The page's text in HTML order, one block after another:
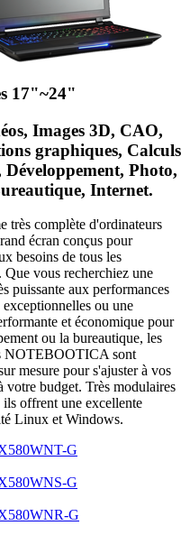
17"~24"
Images 3D, CAO,
graphiques, Calculs
Développement, Photo,
Internet.
très complète d'ordinateurs
écran conçus pour
besoins de tous les
Que vous recherchiez une
puissante aux performances
exceptionnelles ou une
et économique pour
ou la bureautique, les
NOTEBOOTICA sont
mesure pour s'ajuster à vos
votre budget. Très modulaires
offrent une excellente
Linux et Windows.
G
G
G